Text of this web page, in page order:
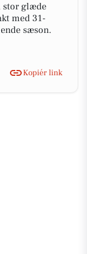
stor glæde
med 31-
sæson.
Kopiér link